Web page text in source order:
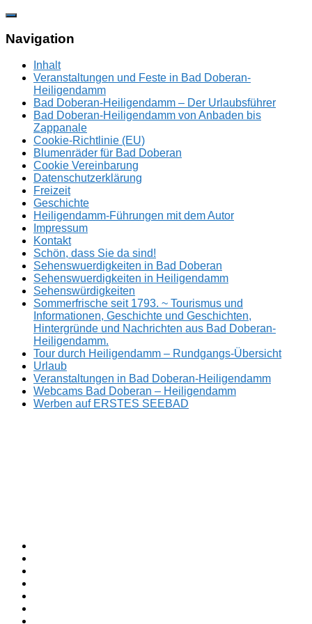
Zum
springen
Navigation
Inhalt
Veranstaltungen und Feste in Bad Doberan-
Heiligendamm
Bad Doberan-Heiligendamm – Der Urlaubsführer
Bad Doberan-Heiligendamm von Anbaden bis
Zappanale
Cookie-Richtlinie (EU)
Blumenräder für Bad Doberan
Cookie Vereinbarung
Datenschutzerklärung
Freizeit
Geschichte
Heiligendamm-Führungen mit dem Autor
Impressum
Kontakt
Schön, dass Sie da sind!
Sehenswuerdigkeiten in Bad Doberan
Sehenswuerdigkeiten in Heiligendamm
Sehenswürdigkeiten
Sommerfrische seit 1793. ~ Tourismus und
Informationen, Geschichte und Geschichten,
Hintergründe und Nachrichten aus Bad Doberan-
Heiligendamm.
Tour durch Heiligendamm – Rundgangs-Übersicht
Urlaub
Veranstaltungen in Bad Doberan-Heiligendamm
Webcams Bad Doberan – Heiligendamm
Werben auf ERSTES SEEBAD
ERSTES
SEEBAD
Sommerfrische
seit
1793.